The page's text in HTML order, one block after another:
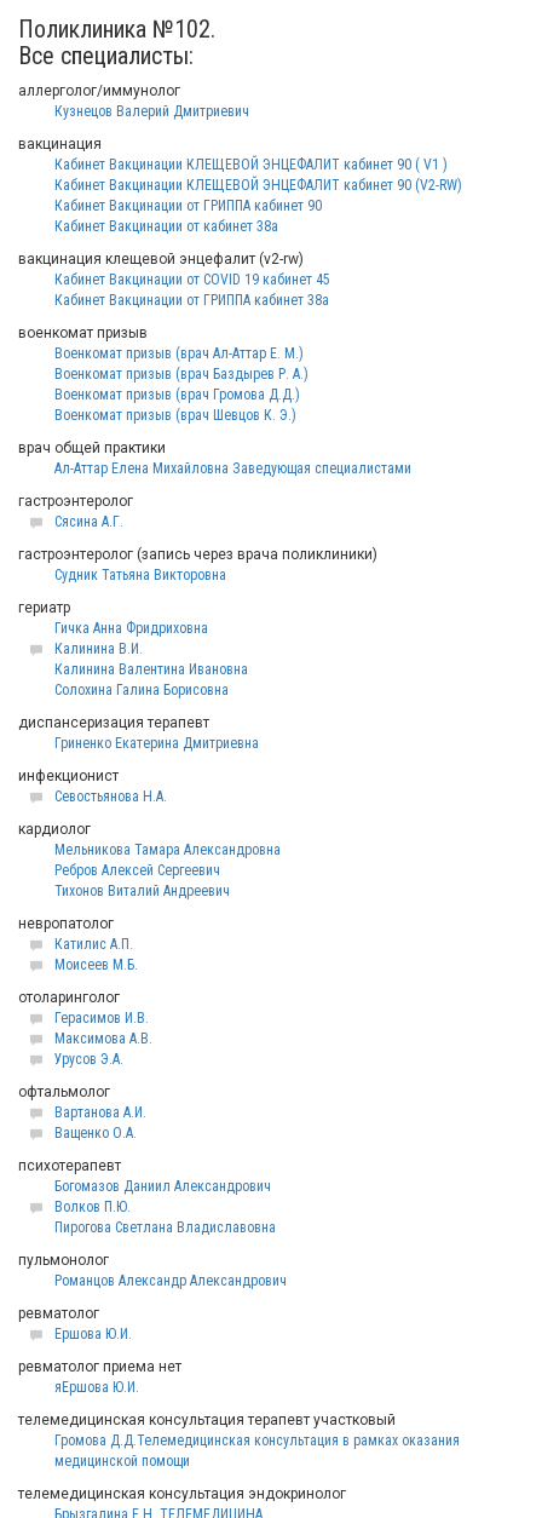
Поликлиника №102.
Все специалисты:
аллерголог/иммунолог
Кузнецов Валерий Дмитриевич
вакцинация
Кабинет Вакцинации КЛЕЩЕВОЙ ЭНЦЕФАЛИТ кабинет 90 ( V1 )
Кабинет Вакцинации КЛЕЩЕВОЙ ЭНЦЕФАЛИТ кабинет 90 (V2-RW)
Кабинет Вакцинации от ГРИППА кабинет 90
Кабинет Вакцинации от кабинет 38а
вакцинация клещевой энцефалит (v2-rw)
Кабинет Вакцинации от COVID 19 кабинет 45
Кабинет Вакцинации от ГРИППА кабинет 38а
военкомат призыв
Военкомат призыв (врач Ал-Аттар Е. М.)
Военкомат призыв (врач Баздырев Р. А.)
Военкомат призыв (врач Громова Д.Д.)
Военкомат призыв (врач Шевцов К. Э.)
врач общей практики
Ал-Аттар Елена Михайловна Заведующая специалистами
гастроэнтеролог
Сясина А.Г.
гастроэнтеролог (запись через врача поликлиники)
Судник Татьяна Викторовна
гериатр
Гичка Анна Фридриховна
Калинина В.И.
Калинина Валентина Ивановна
Солохина Галина Борисовна
диспансеризация терапевт
Гриненко Екатерина Дмитриевна
инфекционист
Севостьянова Н.А.
кардиолог
Мельникова Тамара Александровна
Ребров Алексей Сергеевич
Тихонов Виталий Андреевич
невропатолог
Катилис А.П.
Моисеев М.Б.
отоларинголог
Герасимов И.В.
Максимова А.В.
Урусов Э.А.
офтальмолог
Вартанова А.И.
Ващенко О.А.
психотерапевт
Богомазов Даниил Александрович
Волков П.Ю.
Пирогова Светлана Владиславовна
пульмонолог
Романцов Александр Александрович
ревматолог
Ершова Ю.И.
ревматолог приема нет
яЕршова Ю.И.
телемедицинская консультация терапевт участковый
Громова Д.Д.Телемедицинская консультация в рамках оказания
медицинской помощи
телемедицинская консультация эндокринолог
Брызгалина Е.Н. ТЕЛЕМЕДИЦИНА